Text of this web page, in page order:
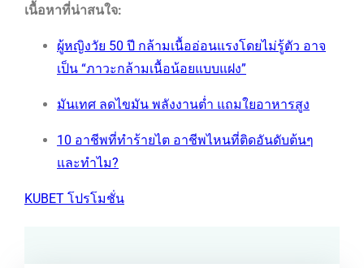
เนื้อหาที่น่าสนใจ:
ผู้หญิงวัย 50 ปี กล้ามเนื้ออ่อนแรงโดยไม่รู้ตัว อาจ
เป็น “ภาวะกล้ามเนื้อน้อยแบบแฝง”
มันเทศ ลดไขมัน พลังงานต่ำ แถมใยอาหารสูง
10 อาชีพที่ทำร้ายไต อาชีพไหนที่ติดอันดับต้นๆ
และทำไม?
KUBET โปรโมชั่น